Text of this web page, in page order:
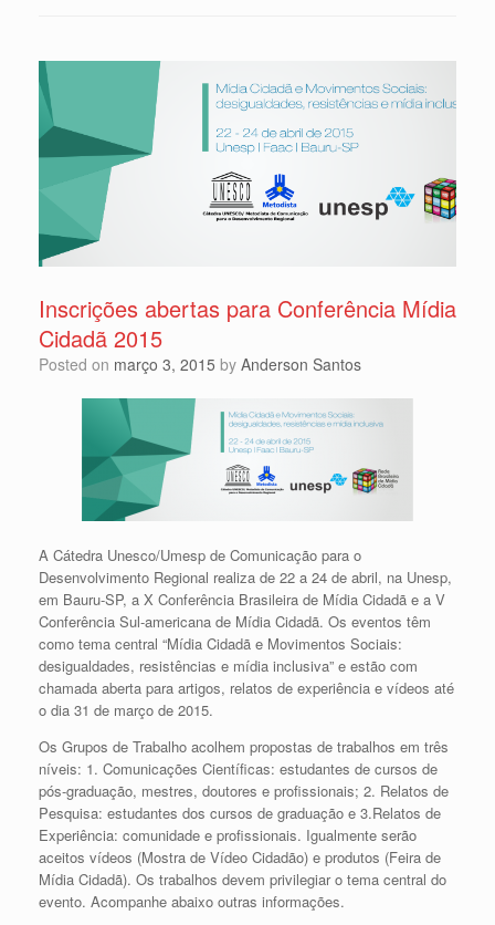
Inscrições abertas para Conferência Mídia
Cidadã 2015
Posted on março 3, 2015 by Anderson Santos
A Cátedra Unesco/Umesp de Comunicação para o
Desenvolvimento Regional realiza de 22 a 24 de abril, na Unesp,
em Bauru-SP, a X Conferência Brasileira de Mídia Cidadã e a V
Conferência Sul-americana de Mídia Cidadã. Os eventos têm
como tema central “Mídia Cidadã e Movimentos Sociais:
desigualdades, resistências e mídia inclusiva” e estão com
chamada aberta para artigos, relatos de experiência e vídeos até
o dia 31 de março de 2015.
Os Grupos de Trabalho acolhem propostas de trabalhos em três
níveis: 1. Comunicações Científicas: estudantes de cursos de
pós-graduação, mestres, doutores e profissionais; 2. Relatos de
Pesquisa: estudantes dos cursos de graduação e 3.Relatos de
Experiência: comunidade e profissionais. Igualmente serão
aceitos vídeos (Mostra de Vídeo Cidadão) e produtos (Feira de
Mídia Cidadã). Os trabalhos devem privilegiar o tema central do
evento. Acompanhe abaixo outras informações.